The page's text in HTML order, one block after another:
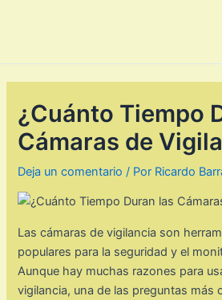
¿Cuánto Tiempo
Cámaras de
Deja un comentario / Por Ricardo
Las cámaras de vigilancia son
populares para la seguridad y el
Aunque hay muchas razones para
vigilancia, una de las preguntas más